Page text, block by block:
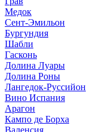
Медок
Сент-Эмильон
Бургундия
Шабли
Гасконь
Долина Луары
Долина Роны
Лангедок-Руссийон
Вино Испания
Арагон
Кампо де Борха